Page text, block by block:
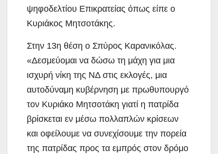
ψηφοδελτίου Επικρατείας όπως είπε ο
Κυριάκος Μητσοτάκης.
Στην 13η θέση ο Σπύρος Καρανικόλας.
«Δεσμεύομαι να δώσω τη μάχη για μια
ισχυρή νίκη της ΝΔ στις εκλογές, μια
αυτοδύναμη κυβέρνηση με πρωθυπουργό
τον Κυριάκο Μητσοτάκη γιατί η πατρίδα
βρίσκεται εν μέσω πολλαπλών κρίσεων
και οφείλουμε να συνεχίσουμε την πορεία
της πατρίδας προς τα εμπρός στον δρόμο